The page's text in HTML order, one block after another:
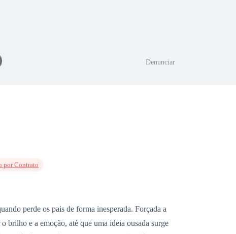
Denunciar
por Contrato
perde os pais de forma inesperada. Forçada a
brilho e a emoção, até que uma ideia ousada surge